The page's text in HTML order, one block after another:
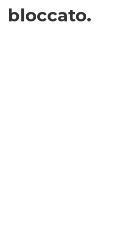
bloccato.